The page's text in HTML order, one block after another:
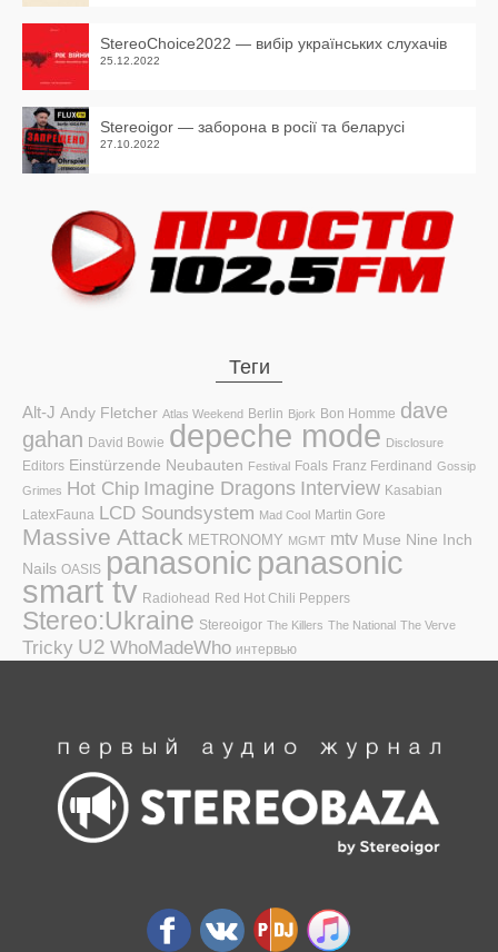
StereoChoice2022 — вибір українських слухачів
25.12.2022
Stereoigor — заборона в росії та беларусі
27.10.2022
Теги
Alt-J Andy Fletcher Atlas Weekend Berlin Bjork Bon Homme dave
gahan David Bowie depeche mode Disclosure
Editors Einstürzende Neubauten Festival Foals Franz Ferdinand Gossip
Grimes Hot Chip Imagine Dragons Interview Kasabian
LatexFauna LCD Soundsystem Mad Cool Martin Gore
Massive Attack METRONOMY MGMT mtv Muse Nine Inch
Nails OASIS panasonic panasonic
smart tv Radiohead Red Hot Chili Peppers
Stereo:Ukraine Stereoigor The Killers The National The Verve
Tricky U2 WhoMadeWho интервью